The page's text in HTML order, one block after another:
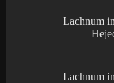
Lachnum
Lachnum